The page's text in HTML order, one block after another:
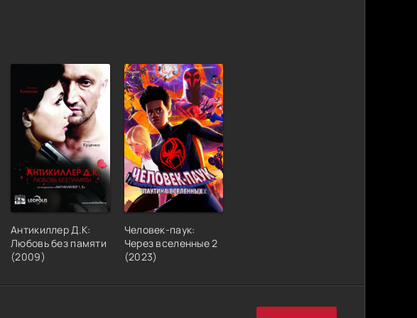
Антикиллер Д.К:
Любовь без памяти
(2009)
Человек-паук:
Через вселенные 2
(2023)